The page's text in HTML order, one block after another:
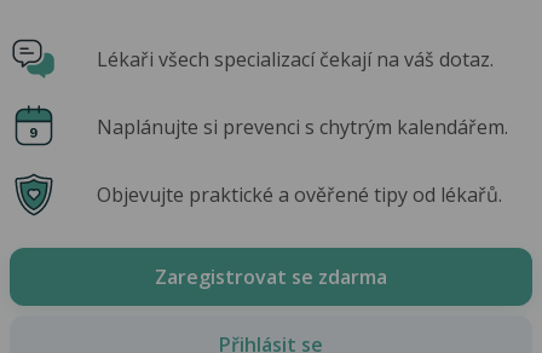
Lékaři všech specializací čekají na váš dotaz.
Naplánujte si prevenci s chytrým kalendářem.
Objevujte praktické a ověřené tipy od lékařů.
Zaregistrovat se zdarma
Přihlásit se